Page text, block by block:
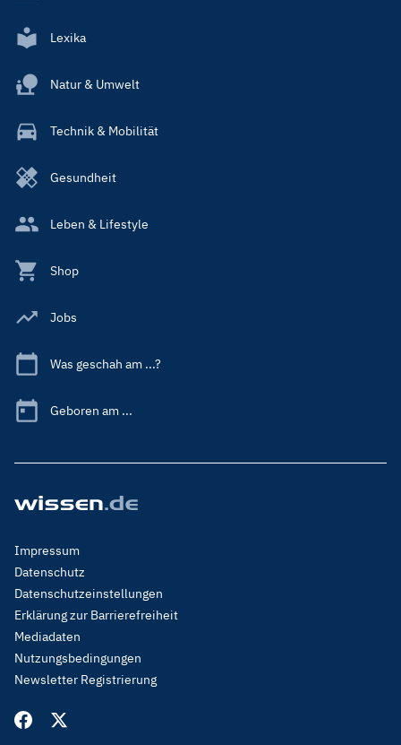
Lexika
Natur & Umwelt
Technik & Mobilität
Gesundheit
Leben & Lifestyle
Shop
Jobs
Was geschah am ...?
Geboren am ...
Footer
Menu
Legal
Impressum
Datenschutz
Datenschutzeinstellungen
Erklärung zur Barrierefreiheit
Mediadaten
Nutzungsbedingungen
Newsletter Registrierung